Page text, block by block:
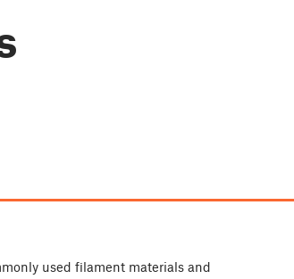
used filament materials and